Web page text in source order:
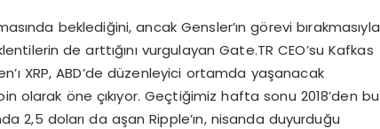
beklediğini, ancak Gensler’ın görevi bırakmasıyla
de arttığını vurgulayan Gate.TR CEO’su Kafkas
XRP, ABD’de düzenleyici ortamda yaşanacak
olarak öne çıkıyor. Geçtiğimiz hafta sonu 2018’den bu
2,5 doları da aşan Ripple’ın, nisanda duyurduğu